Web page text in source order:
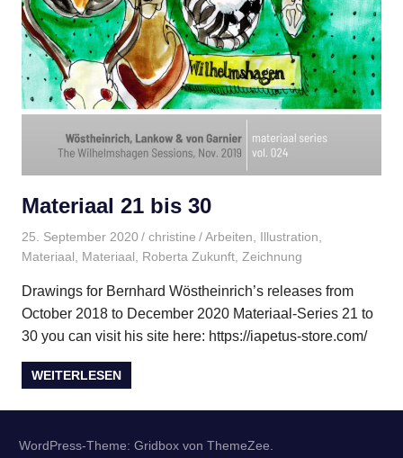
Materiaal 21 bis 30
25. September 2020 christine Arbeiten Illustration
Materiaal
Materiaal Roberta Zukunft Zeichnung
Drawings for Bernhard Wöstheinrich’s releases from
October 2018 to December 2020 Materiaal-Series 21 to
30 you can visit his site here: https://iapetus-store.com/
WEITERLESEN
WordPress-Theme: Gridbox von ThemeZee.